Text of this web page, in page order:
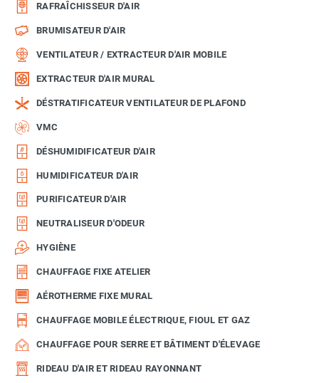
RAFRAÎCHISSEUR D'AIR
BRUMISATEUR D'AIR
VENTILATEUR / EXTRACTEUR D'AIR MOBILE
EXTRACTEUR D'AIR MURAL
DÉSTRATIFICATEUR VENTILATEUR DE PLAFOND
VMC
DÉSHUMIDIFICATEUR D'AIR
HUMIDIFICATEUR D'AIR
PURIFICATEUR D'AIR
NEUTRALISEUR D'ODEUR
HYGIÈNE
CHAUFFAGE FIXE ATELIER
AÉROTHERME FIXE MURAL
CHAUFFAGE MOBILE ÉLECTRIQUE, FIOUL ET GAZ
CHAUFFAGE POUR SERRE ET BÂTIMENT D'ÉLEVAGE
RIDEAU D'AIR ET RIDEAU RAYONNANT